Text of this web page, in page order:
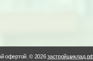
офертой. © 2026